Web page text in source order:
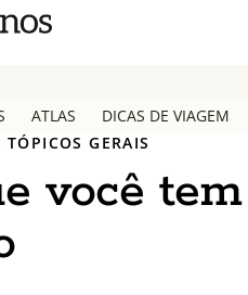
ATLAS DICAS DE VIAGEM
TÓPICOS GERAIS
você